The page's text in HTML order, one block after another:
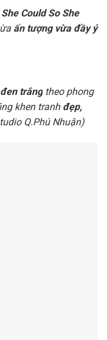
Could So She
ấn tượng vừa đầy ý
trắng theo phong
khen tranh đẹp,
Q.Phú Nhuận)